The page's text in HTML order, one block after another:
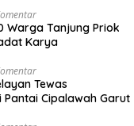
Warga Tanjung Priok
Karya
Tewas
Cipalawah Garut